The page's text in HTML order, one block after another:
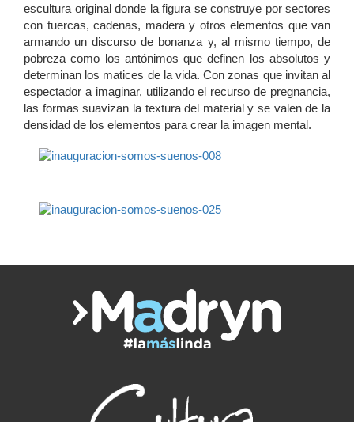
escultura original donde la figura se construye por sectores
con tuercas, cadenas, madera y otros elementos que van
armando un discurso de bonanza y, al mismo tiempo, de
pobreza como los antónimos que definen los absolutos y
determinan los matices de la vida. Con zonas que invitan al
espectador a imaginar, utilizando el recurso de pregnancia,
las formas suavizan la textura del material y se valen de la
densidad de los elementos para crear la imagen mental.